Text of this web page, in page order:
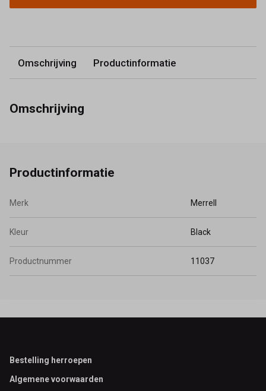
Omschrijving Productinformatie
Omschrijving
Productinformatie
Merk Merrell
Kleur Black
Productnummer 11037
Footer
Bestelling herroepen
Algemene voorwaarden